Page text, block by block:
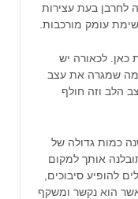
לחרבן בעת עצירות
עומק מורכבות.
כאן. לכאורה יש
מה שמגרה את עצב
הלב וזה חולף
כמות גדולה של
אותך למקום
להופיע סיבוכים,
הוא נקשר ומשקף